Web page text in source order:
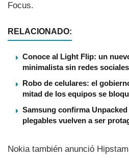
Focus.
RELACIONADO:
Conoce al Light Flip: un
minimalista sin redes sociales
Robo de celulares: el
mitad de los equipos se
Samsung confirma
plegables vuelven a ser
Nokia también anunció